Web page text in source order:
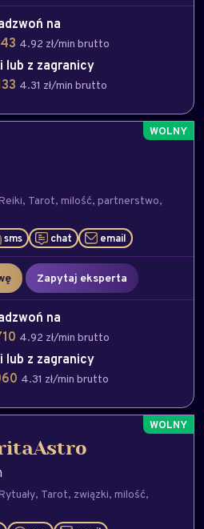
na
4.92 zł/min brutto
lub z zagranicy
4.31 zł/min brutto
Tarot milość partnerstwo
sms chat email
Zapytaj eksperta
na
4.92 zł/min brutto
lub z zagranicy
4.31 zł/min brutto
Tarot związki milość